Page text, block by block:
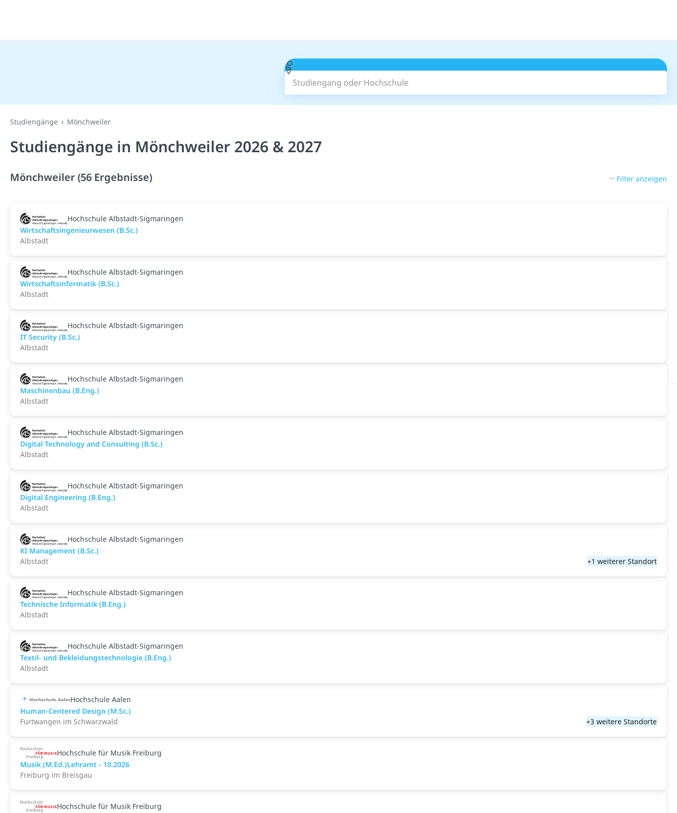
Studiengang oder Hochschule
Studiengänge Mönchweiler
Studiengänge in Mönchweiler 2026 & 2027
Mönchweiler (56 Ergebnisse) Filter anzeigen
Hochschule Albstadt-Sigmaringen
Wirtschaftsingenieurwesen (B.Sc.)
Albstadt
Hochschule Albstadt-Sigmaringen
Wirtschaftsinformatik (B.Sc.)
Albstadt
Hochschule Albstadt-Sigmaringen
IT Security (B.Sc.)
Albstadt
Hochschule Albstadt-Sigmaringen
Maschinenbau (B.Eng.)
Albstadt
Hochschule Albstadt-Sigmaringen
Digital Technology and Consulting (B.Sc.)
Albstadt
Hochschule Albstadt-Sigmaringen
Digital Engineering (B.Eng.)
Albstadt
Hochschule Albstadt-Sigmaringen
KI Management (B.Sc.)
Albstadt
+1 weiterer Standort
Hochschule Albstadt-Sigmaringen
Technische Informatik (B.Eng.)
Albstadt
Hochschule Albstadt-Sigmaringen
Textil- und Bekleidungstechnologie (B.Eng.)
Albstadt
Hochschule Aalen
Human-Centered Design (M.Sc.)
Furtwangen im Schwarzwald
+3 weitere Standorte
Hochschule für Musik Freiburg
Musik (M.Ed.)Lehramt - 10.2026
Freiburg im Breisgau
Hochschule für Musik Freiburg